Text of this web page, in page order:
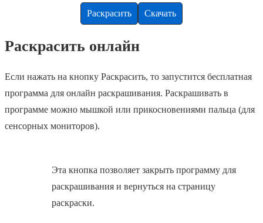
Раскрасить Скачать
Раскрасить онлайн
Если нажать на кнопку Раскрасить, то запустится бесплатная
программа для онлайн раскрашивания. Раскрашивать в
программе можно мышкой или прикосновениями пальца (для
сенсорных мониторов).
Эта кнопка позволяет закрыть программу для
раскрашивания и вернуться на страницу
раскраски.